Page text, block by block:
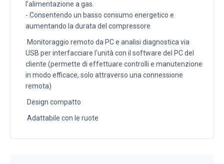
l'alimentazione a gas.
- Consentendo un basso consumo energetico e
aumentando la durata del compressore
Monitoraggio remoto da PC e analisi diagnostica via
USB per interfacciare l'unità con il software del PC del
cliente (permette di effettuare controlli e manutenzione
in modo efficace, solo attraverso una connessione
remota)
Design compatto
Adattabile con le ruote